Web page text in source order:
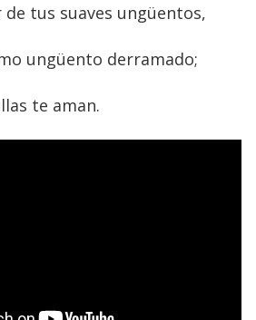
de tus suaves ungüentos,
ungüento derramado;
te aman.